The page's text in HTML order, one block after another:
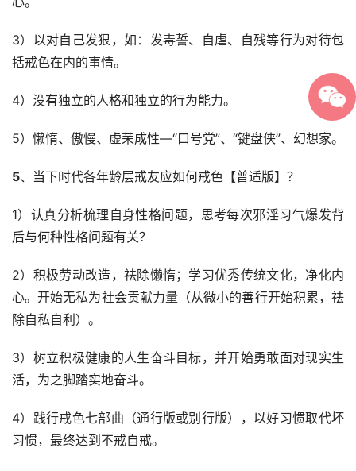
3）以对自己发狠，如：发毒誓、自虐、自残等行为对待包
括戒色在内的事情。
4）没有独立的人格和独立的行为能力。
5）懒惰、傲慢、虚荣成性—“口号党”、“键盘侠”、幻想家。
5、当下时代各年龄层戒友应如何戒色【普适版】？
1）认真分析梳理自身性格问题，思考每次邪淫习气爆发背
后与何种性格问题有关？
2）积极劳动改造，祛除懒惰；学习优秀传统文化，净化内
心。开始无私为社会贡献力量（从微小的善行开始积累，祛
除自私自利）。
3）树立积极健康的人生奋斗目标，并开始勇敢面对现实生
活，为之脚踏实地奋斗。
4）践行戒色七部曲（通行版或别行版），以好习惯取代坏
习惯，最终达到不戒自戒。